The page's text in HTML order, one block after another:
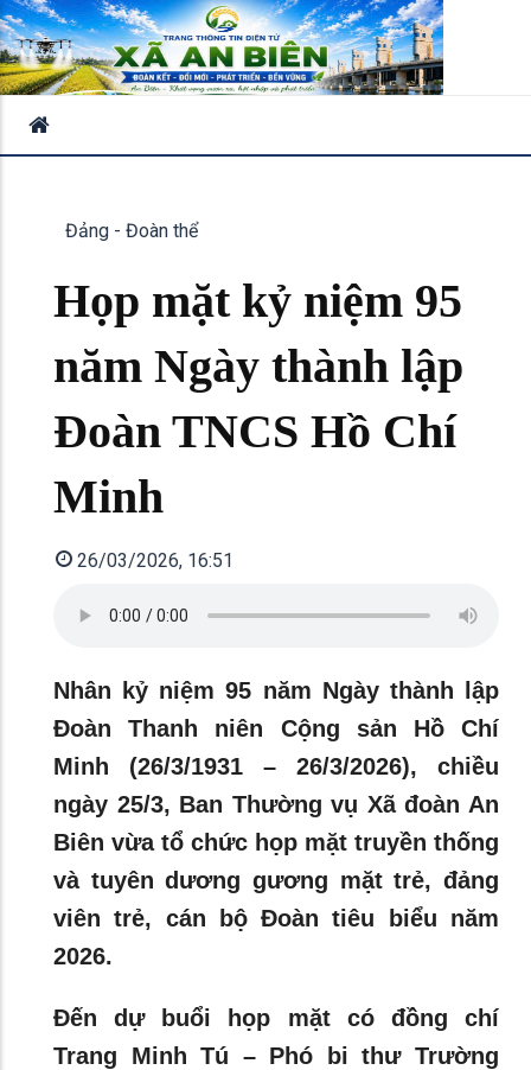
Đảng - Đoàn thể
Họp mặt kỷ niệm 95
năm Ngày thành lập
Đoàn TNCS Hồ Chí
Minh
26/03/2026, 16:51
Nhân kỷ niệm 95 năm Ngày thành lập
Đoàn Thanh niên Cộng sản Hồ Chí
Minh (26/3/1931 – 26/3/2026), chiều
ngày 25/3, Ban Thường vụ Xã đoàn An
Biên vừa tổ chức họp mặt truyền thống
và tuyên dương gương mặt trẻ, đảng
viên trẻ, cán bộ Đoàn tiêu biểu năm
2026.
Đến dự buổi họp mặt có đồng chí
Trang Minh Tú – Phó bi thư Trường